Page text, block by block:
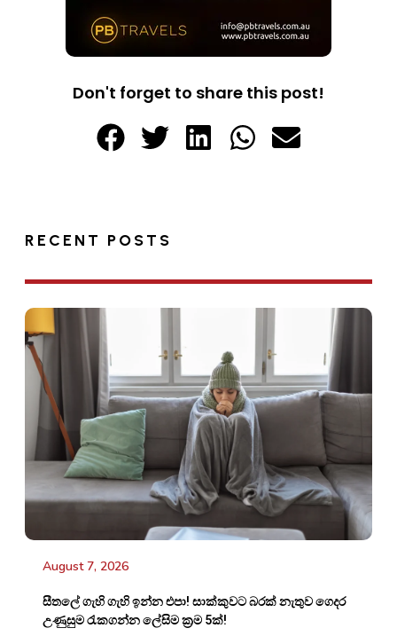
Don't forget to share this post!
RECENT POSTS
August 7, 2026
සීතලේ ගැහි ගැහි ඉන්න එපා! සාක්කුවට බරක් නැතුව ගෙදර
උණුසුම රැකගන්න ලේසිම ක්‍රම 5ක්!